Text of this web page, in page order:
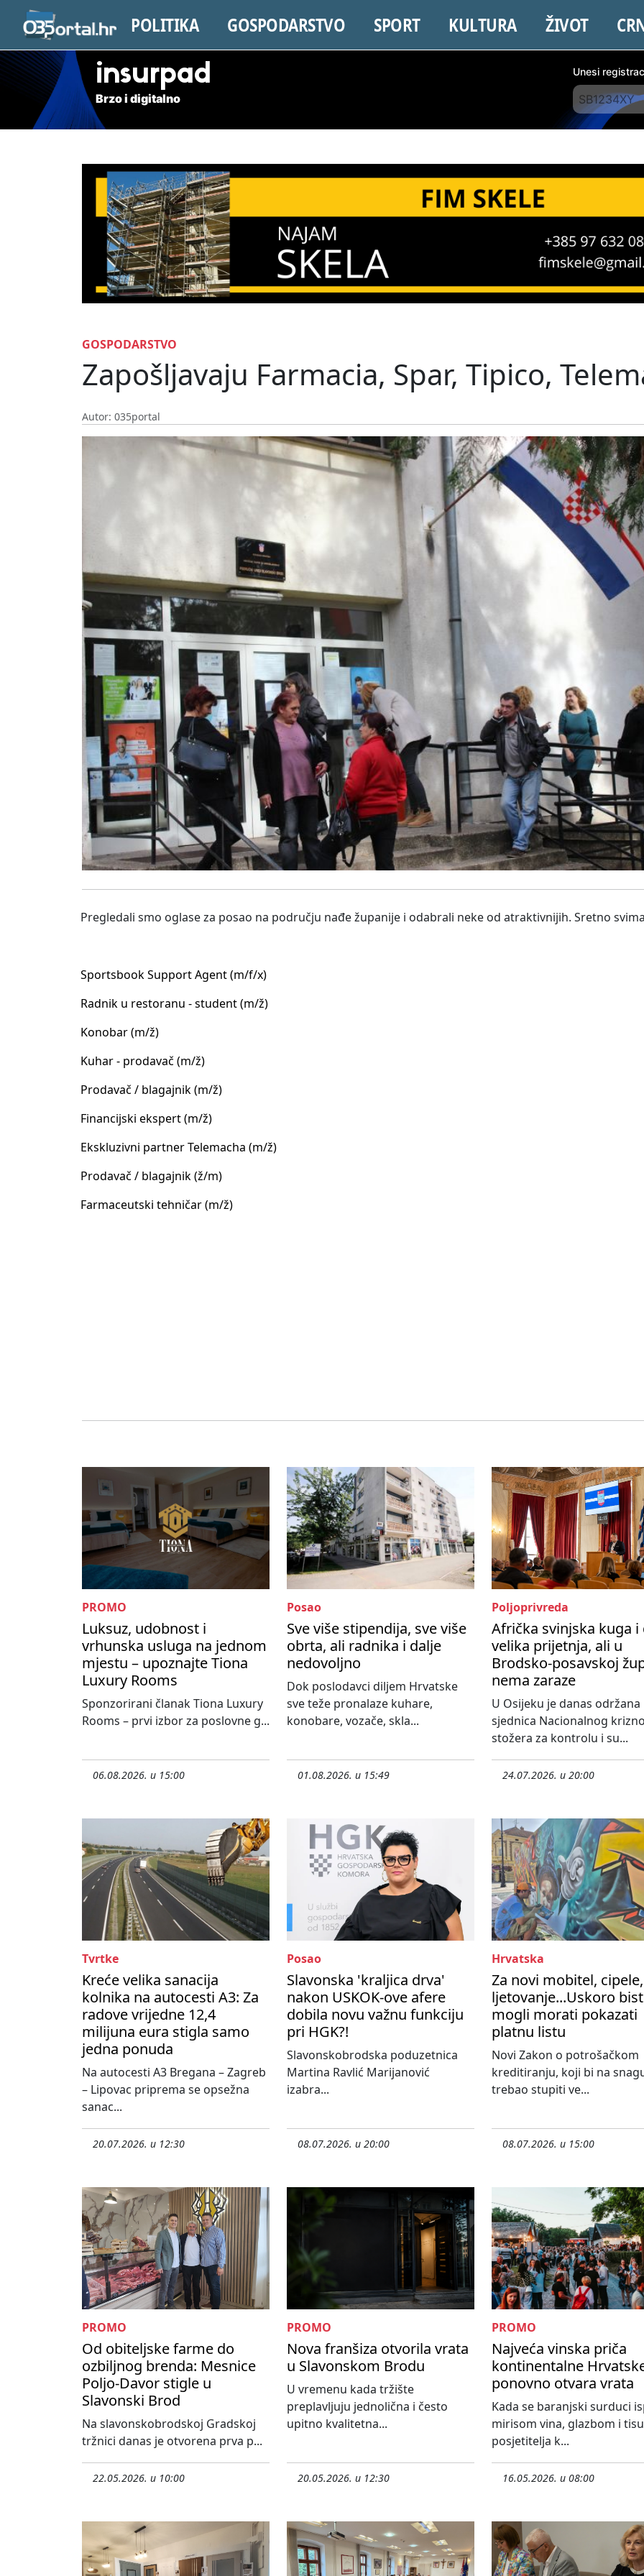
POLITIKA GOSPODARSTVO SPORT KULTURA ŽIVOT
insurpad
Brzo i digitalno
Unesi
GOSPODARSTVO
Zapošljavaju Farmacia, Spar, Tipico,
Autor: 035portal
Pregledali smo oglase za posao na području nađe županije i odabrali neke od atraktivnijih. Sretno
Sportsbook Support Agent (m/f/x)
Radnik u restoranu - student (m/ž)
Konobar (m/ž)
Kuhar - prodavač (m/ž)
Prodavač / blagajnik (m/ž)
Financijski ekspert (m/ž)
Ekskluzivni partner Telemacha (m/ž)
Prodavač / blagajnik (ž/m)
Farmaceutski tehničar (m/ž)
PROMO
Luksuz, udobnost i
vrhunska usluga na jednom
mjestu – upoznajte Tiona
Luxury Rooms
Sponzorirani članak Tiona Luxury
Rooms – prvi izbor za poslovne g...
06.08.2026. u 15:00
Posao
Sve više stipendija, sve više
obrta, ali radnika i dalje
nedovoljno
Dok poslodavci diljem Hrvatske
sve teže pronalaze kuhare,
konobare, vozače, skla...
01.08.2026. u 15:49
Poljoprivreda
Afrička svinjska kuga i
velika prijetnja, ali u
Brodsko-posavskoj
nema zaraze
U Osijeku je danas održana
sjednica Nacionalnog
stožera za kontrolu i su...
24.07.2026. u 20:00
Tvrtke
Kreće velika sanacija
kolnika na autocesti A3: Za
radove vrijedne 12,4
milijuna eura stigla samo
jedna ponuda
Na autocesti A3 Bregana – Zagreb
– Lipovac priprema se opsežna
sanac...
20.07.2026. u 12:30
Posao
Slavonska 'kraljica drva'
nakon USKOK-ove afere
dobila novu važnu funkciju
pri HGK?!
Slavonskobrodska poduzetnica
Martina Ravlić Marijanović
izabra...
08.07.2026. u 20:00
Hrvatska
Za novi mobitel, cipele,
ljetovanje...Uskoro
mogli morati pokazati
platnu listu
Novi Zakon o potrošačkom
kreditiranju, koji bi na
trebao stupiti ve...
08.07.2026. u 15:00
PROMO
Od obiteljske farme do
ozbiljnog brenda: Mesnice
Poljo-Davor stigle u
Slavonski Brod
Na slavonskobrodskoj Gradskoj
tržnici danas je otvorena prva p...
22.05.2026. u 10:00
PROMO
Nova franšiza otvorila vrata
u Slavonskom Brodu
U vremenu kada tržište
preplavljuju jednolična i često
upitno kvalitetna...
20.05.2026. u 12:30
PROMO
Najveća vinska priča
kontinentalne
ponovno otvara vrata
Kada se baranjski surduci
mirisom vina, glazbom i
posjetitelja k...
16.05.2026. u 08:00